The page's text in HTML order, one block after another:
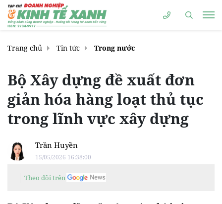
Trang chủ Tin tức Trong nước
Bộ Xây dựng đề xuất đơn
giản hóa hàng loạt thủ tục
trong lĩnh vực xây dựng
Trần Huyền
15/05/2026 16:38:00
Theo dõi trên